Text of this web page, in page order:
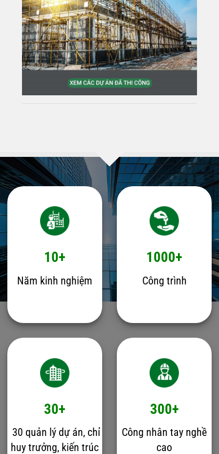
10+
Năm kinh nghiệm
1000+
Công trình
30+
30 quản lý dự án, chỉ
huy trưởng, kiến trúc
300+
Công nhân tay nghề
cao